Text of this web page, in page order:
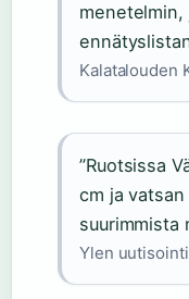
menetelmin,
Kalatalouden
”Ruotsissa
cm ja
suurimmista
Ylen